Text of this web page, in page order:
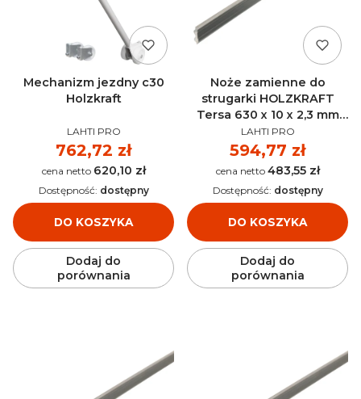
Mechanizm jezdny c30
Holzkraft
PRODUCENT
LAHTI PRO
Cena
762,72 zł
Cena 620,10 zł
DO KOSZYKA
Dostępność: dostępny
Dodaj do
porównania
Noże zamienne do
strugarki HOLZKRAFT
Tersa 630 x 10 x 2,3 mm
M+ HSS (4 sztuk) - 5271620
PRODUCENT
LAHTI PRO
Cena
594,77 zł
Cena 483,55 zł
DO KOSZYKA
Dostępność: dostępny
Dodaj do
porównania